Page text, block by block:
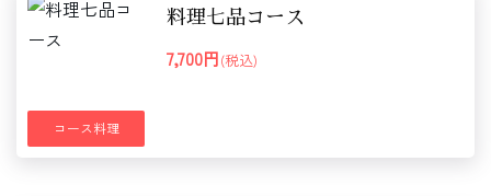
コース料理
料理七品コース
7,700円(税込)